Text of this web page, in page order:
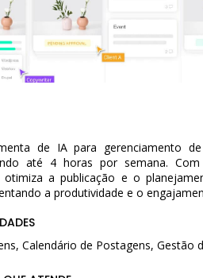
de IA para gerenciamento
até 4 horas por semana.
a publicação e o
a produtividade e o
Calendário de Postagens, Gestão